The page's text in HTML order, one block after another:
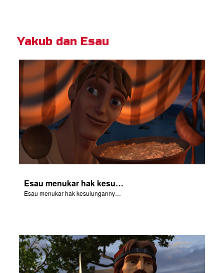
Yakub dan Esau
Esau menukar hak kesulungannya dengan sup Yakub.
Esau menukar hak kesulungannya dengan sup Yakub.